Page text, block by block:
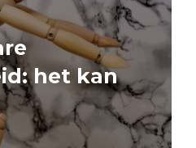
het kan